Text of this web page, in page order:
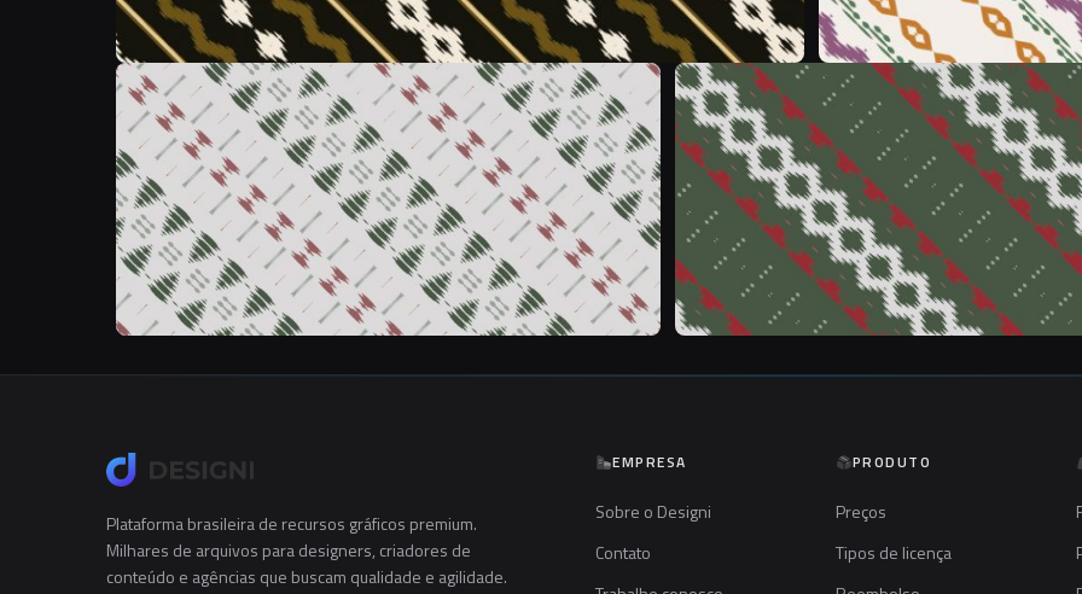
&
Plataforma brasileira de recursos gráficos premium.
Milhares de arquivos para designers, criadores de
conteúdo e agências que buscam qualidade e agilidade.
EMPRESA
Sobre o Designi
Contato
PRODUTO
Preços
Tipos de licença